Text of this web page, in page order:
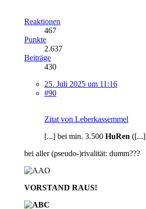
Reaktionen
467
Punkte
2.637
Beiträge
430
25. Juli 2025 um 11:16
#90
Zitat von Leberkassemmel
[...] bei min. 3.500 HuRen ([...]
bei aller (pseudo-)rivalität: dumm???
VORSTAND RAUS!